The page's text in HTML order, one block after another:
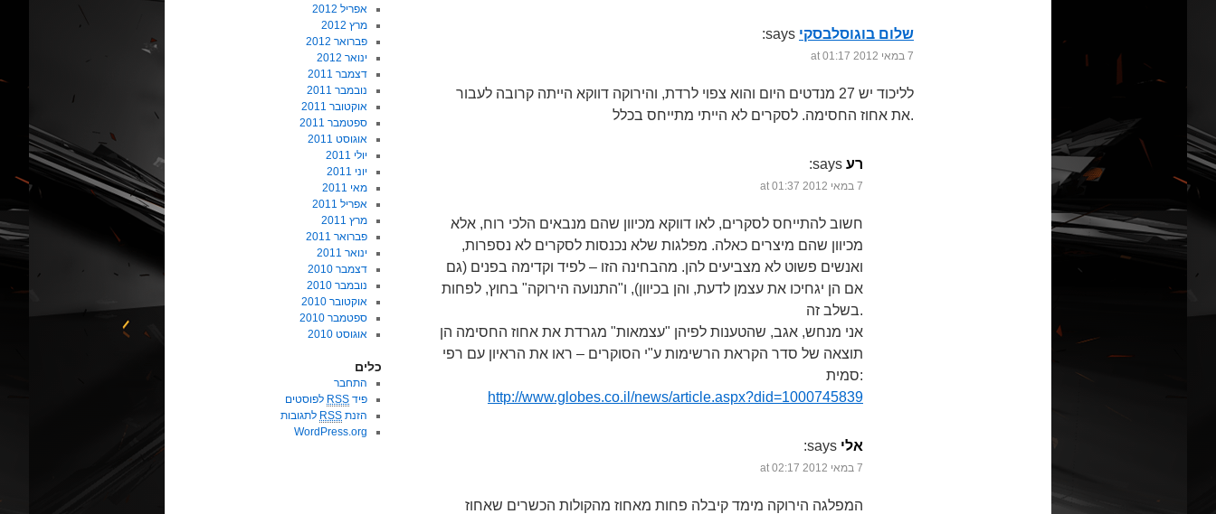
שלום בוגוסלבסקי says:
7 במאי 2012 at 01:17
לליכוד יש 27 מנדטים היום והוא צפוי לרדת, והירוקה דווקא הייתה קרובה לעבור
את אחוז החסימה. לסקרים לא הייתי מתייחס בכלל.
רע says:
7 במאי 2012 at 01:37
חשוב להתייחס לסקרים, לאו דווקא מכיוון שהם מנבאים הלכי רוח, אלא
מכיוון שהם מיצרים כאלה. מפלגות שלא נכנסות לסקרים לא נספרות,
ואנשים פשוט לא מצביעים להן. מהבחינה הזו – לפיד וקדימה בפנים (גם
אם הן יגחיכו את עצמן לדעת, והן בכיוון), ו"התנועה הירוקה" בחוץ, לפחות
בשלב זה.
אני מנחש, אגב, שהטענות לפיהן "עצמאות" מגרדת את אחוז החסימה הן
תוצאה של סדר הקראת הרשימות ע"י הסוקרים – ראו את הראיון עם רפי
סמית:
http://www.globes.co.il/news/article.aspx?did=1000745839
אלי says:
7 במאי 2012 at 02:17
המפלגה הירוקה מימד קיבלה פחות מאחוז מהקולות הכשרים שאחוז
אפריל 2012
מרץ 2012
פברואר 2012
ינואר 2012
דצמבר 2011
נובמבר 2011
אוקטובר 2011
ספטמבר 2011
אוגוסט 2011
יולי 2011
יוני 2011
מאי 2011
אפריל 2011
מרץ 2011
פברואר 2011
ינואר 2011
דצמבר 2010
נובמבר 2010
אוקטובר 2010
ספטמבר 2010
אוגוסט 2010
כלים
התחבר
פיד RSS לפוסטים
הזנת RSS לתגובות
WordPress.org